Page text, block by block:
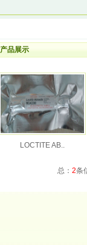
产品展示
LOCTITE AB..
总： 2条